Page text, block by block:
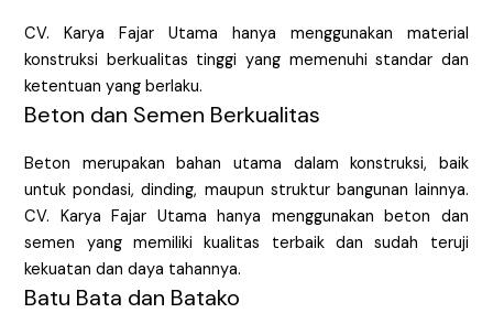
CV. Karya Fajar Utama hanya menggunakan material
konstruksi berkualitas tinggi yang memenuhi standar dan
ketentuan yang berlaku.
Beton dan Semen Berkualitas
Beton merupakan bahan utama dalam konstruksi, baik
untuk pondasi, dinding, maupun struktur bangunan lainnya.
CV. Karya Fajar Utama hanya menggunakan beton dan
semen yang memiliki kualitas terbaik dan sudah teruji
kekuatan dan daya tahannya.
Batu Bata dan Batako